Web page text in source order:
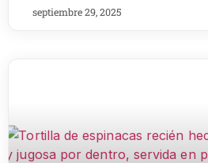
septiembre 29, 2025